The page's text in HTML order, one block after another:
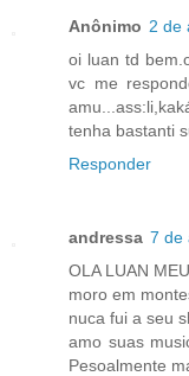
Anônimo 2 de
oi luan td
vc me
tenha bastanti
Responder
andressa 7 de
OLA LUAN
moro em
nuca fui a seu
amo suas
Pesoalmente